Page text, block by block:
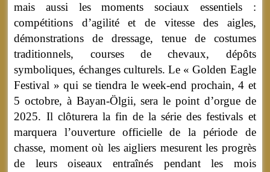
mais aussi les moments sociaux essentiels :
compétitions d’agilité et de vitesse des aigles,
démonstrations de dressage, tenue de costumes
traditionnels, courses de chevaux, dépôts
symboliques, échanges culturels. Le « Golden Eagle
Festival » qui se tiendra le week-end prochain, 4 et
5 octobre, à Bayan-Ölgii, sera le point d’orgue de
2025. Il clôturera la fin de la série des festivals et
marquera l’ouverture officielle de la période de
chasse, moment où les aigliers mesurent les progrès
de leurs oiseaux entraînés pendant les mois